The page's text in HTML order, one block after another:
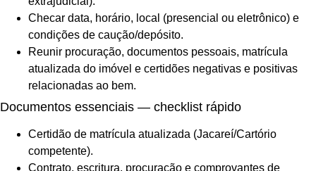
Checar data, horário, local (presencial ou eletrônico) e
condições de caução/depósito.
Reunir procuração, documentos pessoais, matrícula
atualizada do imóvel e certidões negativas e positivas
relacionadas ao bem.
Documentos essenciais — checklist rápido
Certidão de matrícula atualizada (Jacareí/Cartório
competente).
Contrato, escritura, procuração e comprovantes de